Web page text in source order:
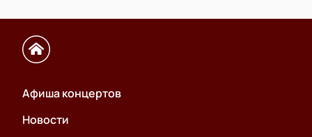
Афиша концертов
Новости